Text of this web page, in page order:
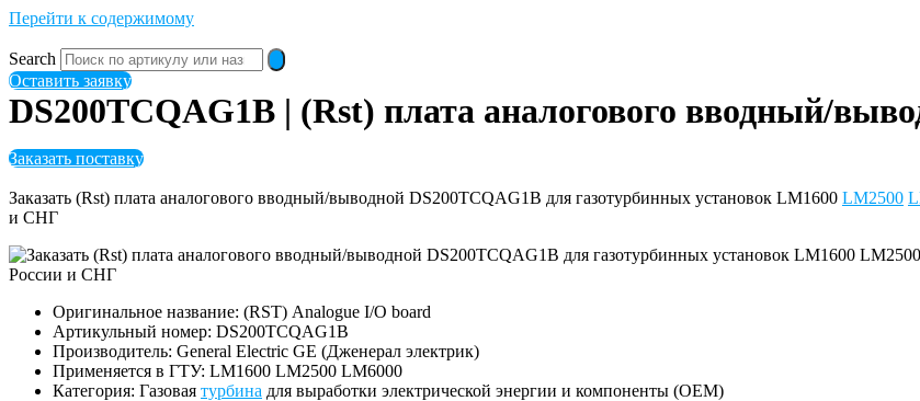
Перейти к содержимому
Search
Оставить заявку
DS200TCQAG1B | (Rst) плата аналогового вводный/
Заказать поставку
Заказать (Rst) плата аналогового вводный/выводной DS200TCQAG1B для газотурбинных установок LM1600 LM2500
и СНГ
Оригинальное название: (RST) Analogue I/O board
Артикульный номер: DS200TCQAG1B
Производитель: General Electric GE (Дженерал электрик)
Применяется в ГТУ: LM1600 LM2500 LM6000
Категория: Газовая турбина для выработки электрической энергии и компоненты (OEM)